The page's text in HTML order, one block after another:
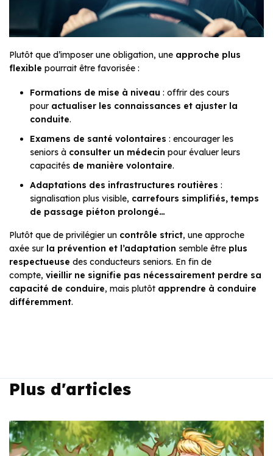
Plutôt que d’imposer une obligation, une approche plus
flexible pourrait être favorisée :
Formations de mise à niveau : offrir des cours
pour actualiser les connaissances et ajuster la
conduite.
Examens de santé volontaires : encourager les
seniors à consulter un médecin pour évaluer leurs
capacités de manière volontaire.
Adaptations des infrastructures routières :
signalisation plus visible, carrefours simplifiés, temps
de passage piéton prolongé…
Plutôt que de privilégier un contrôle strict, une approche
axée sur la prévention et l’adaptation semble être plus
respectueuse des conducteurs seniors. En fin de
compte, vieillir ne signifie pas nécessairement perdre sa
capacité de conduire, mais plutôt apprendre à conduire
différemment.
Plus d'articles